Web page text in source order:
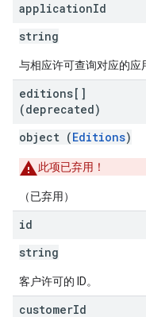
applicationId
string
与相应许可查询对应的应
editions[]
(deprecated)
object (Editions)
此项已弃用！
（已弃用）
id
string
客户许可的 ID。
customerId